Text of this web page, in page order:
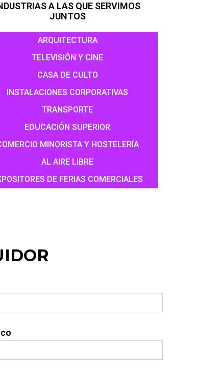
A LAS QUE SERVIMOS
JUNTOS
ARQUITECTURA
TELEVISIÓN Y CINE
CASA DE CULTO
INSTALACIONES CORPORATIVAS
TRANSPORTE
EDUCACIÓN SUPERIOR
MINORISTA Y HOSTELERÍA
AL AIRE LIBRE
DE FERIAS COMERCIALES